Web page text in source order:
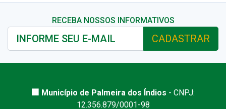
RECEBA NOSSOS INFORMATIVOS
CADASTRAR
🏢 Município de Palmeira dos Índios - CNPJ:
12.356.879/0001-98